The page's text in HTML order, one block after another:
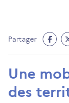
Partager
un
Une
des